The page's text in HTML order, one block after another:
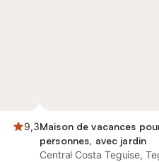
9,3Maison de vacances
personnes, avec jardin
Central Costa Teguise,